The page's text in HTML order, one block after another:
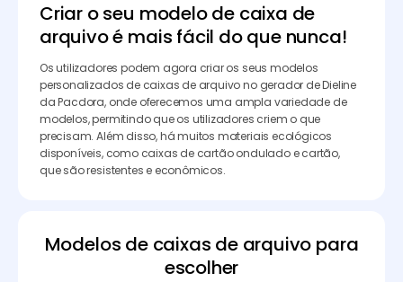
Criar o seu modelo de caixa de
arquivo é mais fácil do que nunca!
Os utilizadores podem agora criar os seus modelos
personalizados de caixas de arquivo no gerador de Dieline
da Pacdora, onde oferecemos uma ampla variedade de
modelos, permitindo que os utilizadores criem o que
precisam. Além disso, há muitos materiais ecológicos
disponíveis, como caixas de cartão ondulado e cartão,
que são resistentes e econômicos.
Modelos de caixas de arquivo para
escolher